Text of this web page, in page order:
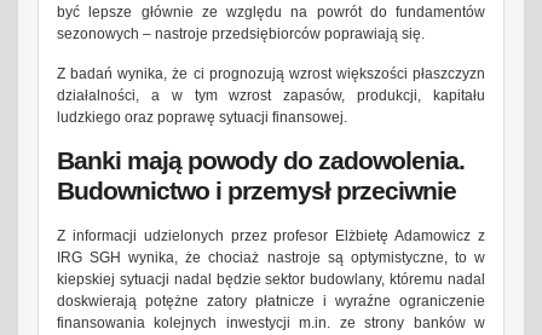
być lepsze głównie ze względu na powrót do fundamentów
sezonowych – nastroje przedsiębiorców poprawiają się.
Z badań wynika, że ci prognozują wzrost większości płaszczyzn
działalności, a w tym wzrost zapasów, produkcji, kapitału
ludzkiego oraz poprawę sytuacji finansowej.
Banki mają powody do zadowolenia.
Budownictwo i przemysł przeciwnie
Z informacji udzielonych przez profesor Elżbietę Adamowicz z
IRG SGH wynika, że chociaż nastroje są optymistyczne, to w
kiepskiej sytuacji nadal będzie sektor budowlany, któremu nadal
doskwierają potężne zatory płatnicze i wyraźne ograniczenie
finansowania kolejnych inwestycji m.in. ze strony banków w